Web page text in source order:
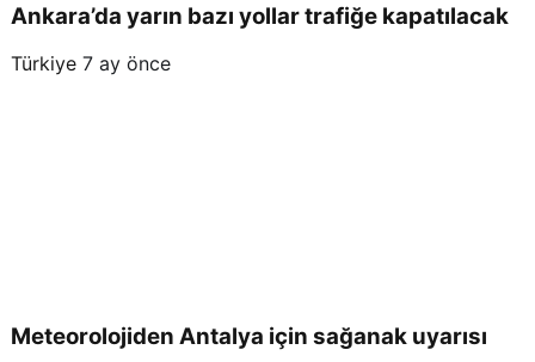
Ankara’da yarın bazı yollar trafiğe kapatılacak
Türkiye 7 ay önce
Meteorolojiden Antalya için sağanak uyarısı